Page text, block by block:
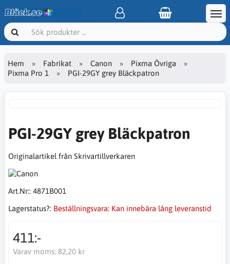
Hem Fabrikat Canon
Pixma Övriga
Pixma Pro 1
PGI-29GY grey Bläckpatron
PGI-29GY grey Bläckpatron
Originalartikel från Skrivartillverkaren
Art.Nr:: 4871B001
Lagerstatus?: Beställningsvara: Kan innebära lång leveranstid
411:-
Varav moms: 82,20 kr